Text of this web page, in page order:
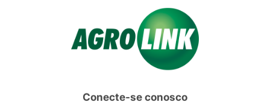
Conecte-se conosco